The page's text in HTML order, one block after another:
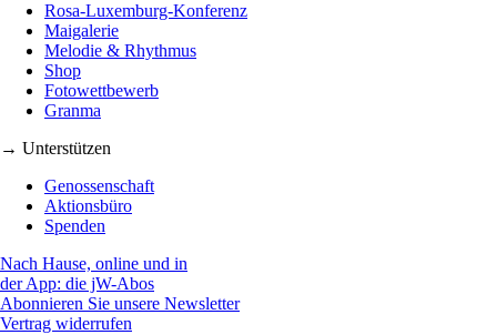
Rosa-Luxemburg-Konferenz
Maigalerie
Melodie & Rhythmus
Shop
Fotowettbewerb
Granma
→ Unterstützen
Genossenschaft
Aktionsbüro
Spenden
Nach Hause, online und in
der App: die jW-Abos
Abonnieren Sie unsere Newsletter
Vertrag widerrufen